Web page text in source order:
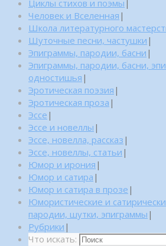
Циклы стихов и поэмы |
Человек и Вселенная |
Школа литературного
Шуточные песни, частушки |
Эпиграммы, пародии, басни |
Эпиграммы, пародии, басни,
одностишья |
Эротическая поэзия |
Эротическая проза |
Эссе |
Эссе и новеллы |
Эссе, новелла, рассказ |
Эссе, новеллы, статьи |
Юмор и ирония |
Юмор и сатира |
Юмор и сатира в прозе |
Юмористические и
пародии, шутки, эпиграммы |
Рубрики |
Что искать: